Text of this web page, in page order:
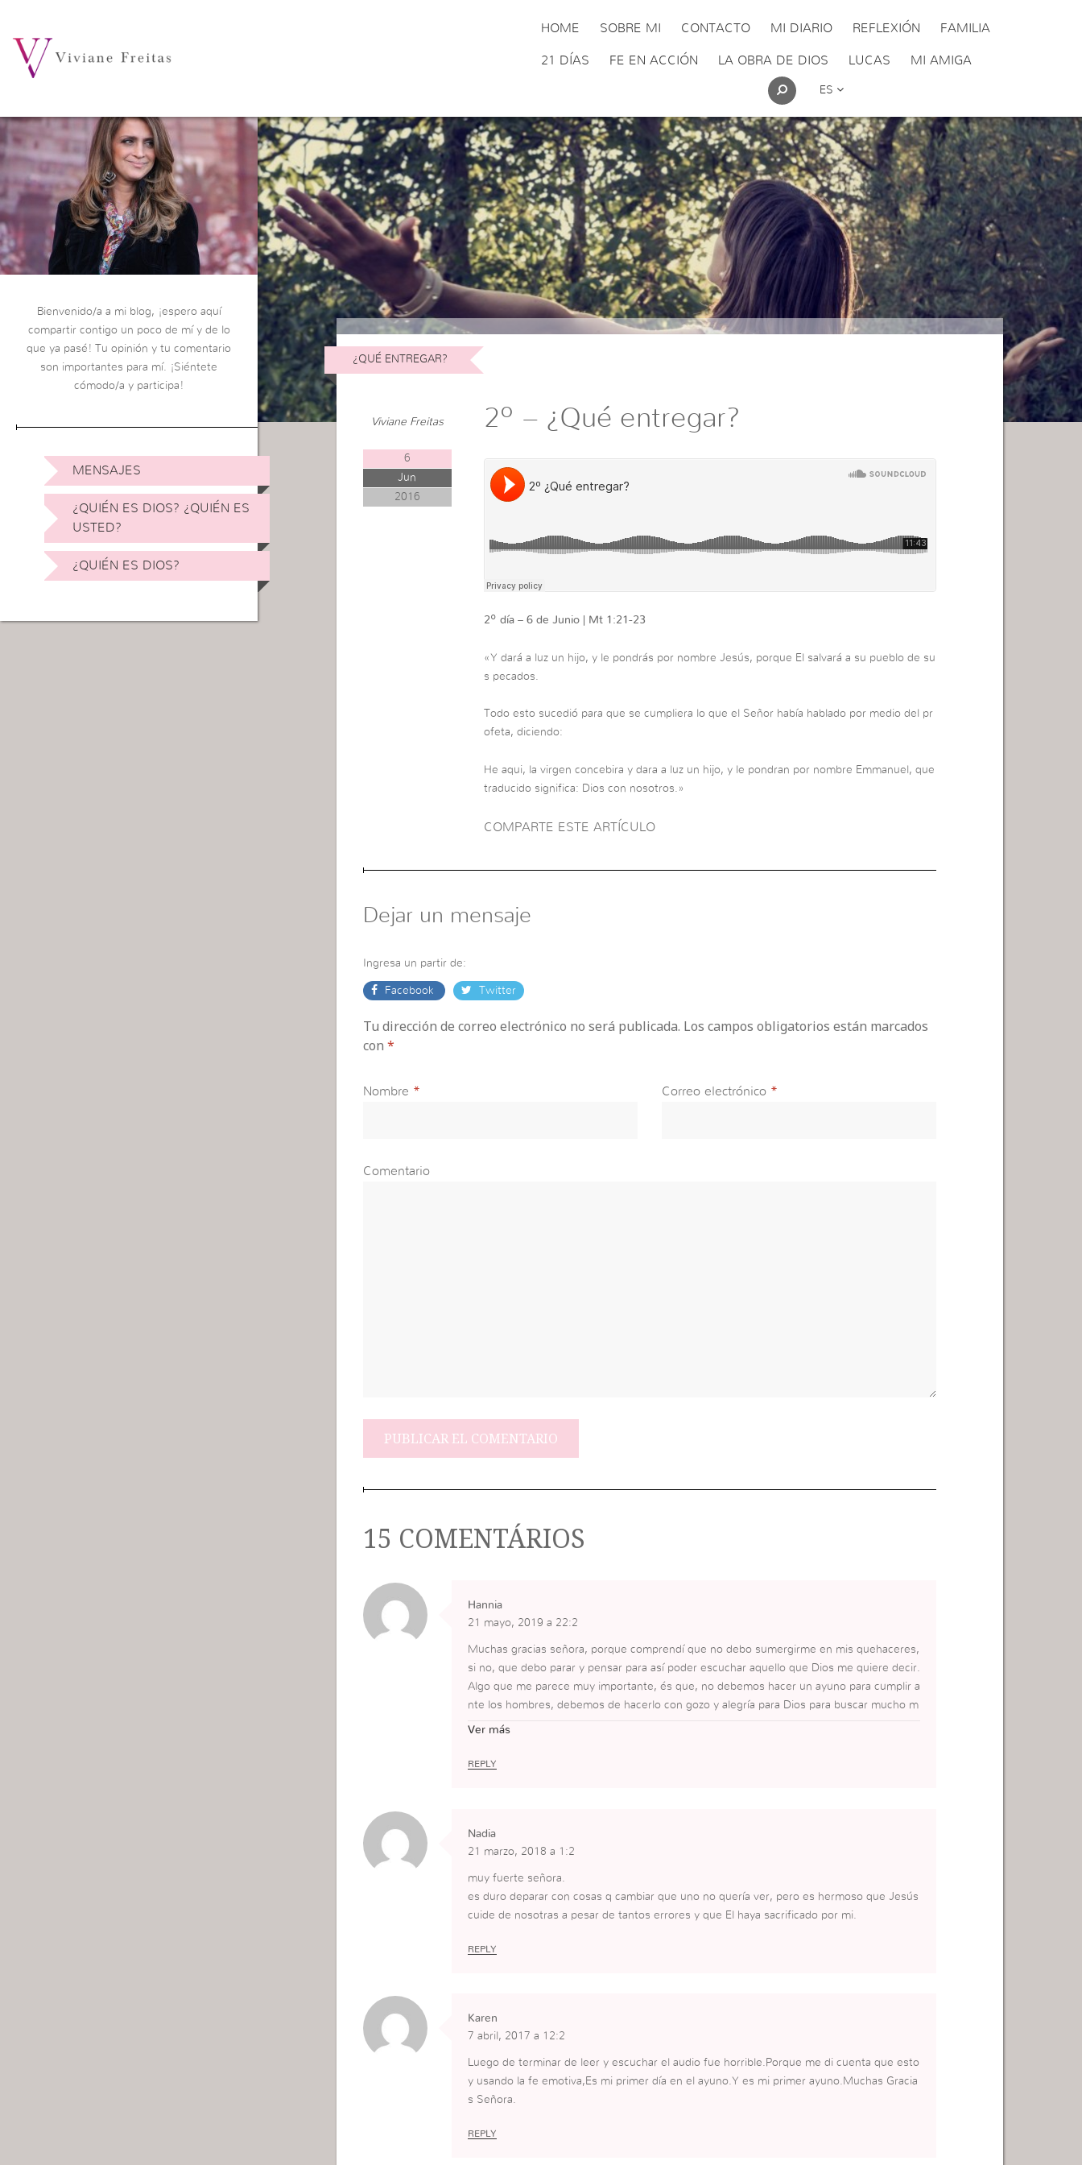
HOME SOBRE MI CONTACTO MI DIARIO REFLEXIÓN FAMILIA
21 DÍAS FE EN ACCIÓN LA OBRA DE DIOS LUCAS MI AMIGA
ES
Bienvenido/a a mi blog, ¡espero aquí
compartir contigo un poco de mí y de lo
que ya pasé! Tu opinión y tu comentario
son importantes para mí. ¡Siéntete
cómodo/a y participa!
MENSAJES
¿QUIÉN ES DIOS? ¿QUIÉN ES
USTED?
¿QUIÉN ES DIOS?
¿QUÉ ENTREGAR?
Viviane Freitas
6
Jun
2016
2º – ¿Qué entregar?
2º día – 6 de Junio | Mt 1:21-23
«Y dará a luz un hijo, y le pondrás por nombre Jesús, porque El salvará a su pueblo de su
s pecados.
Todo esto sucedió para que se cumpliera lo que el Señor había hablado por medio del pr
ofeta, diciendo:
He aqui, la virgen concebira y dara a luz un hijo, y le pondran por nombre Emmanuel, que
traducido significa: Dios con nosotros.»
COMPARTE ESTE ARTÍCULO
Dejar un mensaje
Ingresa un partir de:
Facebook Twitter
Tu dirección de correo electrónico no será publicada. Los campos obligatorios están marcados
con *
Nombre * Correo electrónico *
Comentario
15 COMENTÁRIOS
Hannia
21 mayo, 2019 a 22:2
Muchas gracias señora, porque comprendí que no debo sumergirme en mis quehaceres,
si no, que debo parar y pensar para así poder escuchar aquello que Dios me quiere decir.
Algo que me parece muy importante, és que, no debemos hacer un ayuno para cumplir a
nte los hombres, debemos de hacerlo con gozo y alegría para Dios para buscar mucho m
ás de Él
Ver más
REPLY
Nadia
21 marzo, 2018 a 1:2
muy fuerte señora.
es duro deparar con cosas q cambiar que uno no quería ver, pero es hermoso que Jesús
cuide de nosotras a pesar de tantos errores y que El haya sacrificado por mi.
REPLY
Karen
7 abril, 2017 a 12:2
Luego de terminar de leer y escuchar el audio fue horrible.Porque me di cuenta que esto
y usando la fe emotiva,Es mi primer día en el ayuno.Y es mi primer ayuno.Muchas Gracia
s Señora.
REPLY